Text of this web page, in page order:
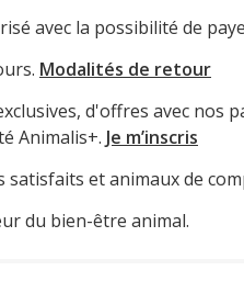
avec la possibilité de
Modalités de retour
d'offres avec nos
Animalis+. Je m’inscris
satisfaits et animaux de
du bien-être animal.